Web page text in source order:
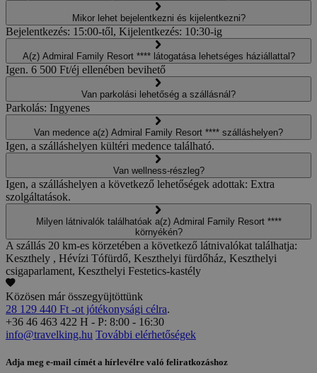
Mikor lehet bejelentkezni és kijelentkezni?
Bejelentkezés: 15:00-től, Kijelentkezés: 10:30-ig
A(z) Admiral Family Resort **** látogatása lehetséges háziállattal?
Igen. 6 500 Ft/éj ellenében bevihető
Van parkolási lehetőség a szállásnál?
Parkolás: Ingyenes
Van medence a(z) Admiral Family Resort **** szálláshelyen?
Igen, a szálláshelyen kültéri medence található.
Van wellness-részleg?
Igen, a szálláshelyen a következő lehetőségek adottak: Extra
szolgáltatások.
Milyen látnivalók találhatóak a(z) Admiral Family Resort ****
környékén?
A szállás 20 km-es körzetében a következő látnivalókat találhatja:
Keszthely , Hévízi Tófürdő, Keszthelyi fürdőház, Keszthelyi
csigaparlament, Keszthelyi Festetics-kastély
Közösen már összegyüjtöttünk
28 129 440 Ft -ot jótékonysági célra.
+36 46 463 422 H - P: 8:00 - 16:30
info@travelking.hu További elérhetőségek
Adja meg e-mail címét a hírlevélre való feliratkozáshoz